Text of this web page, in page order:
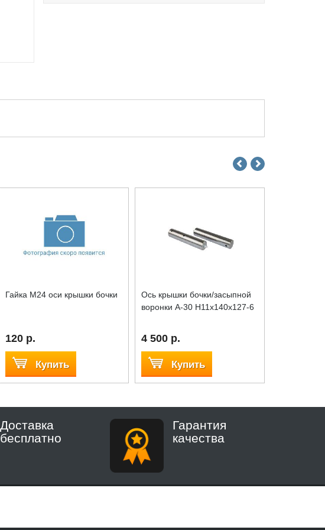
Гайка М24 оси крышки бочки
120 р.
Купить
Ось крышки бочки/засыпной
воронки A-30 H11x140x127-6
4 500 р.
Купить
Доставка
бесплатно
Гарантия
качества